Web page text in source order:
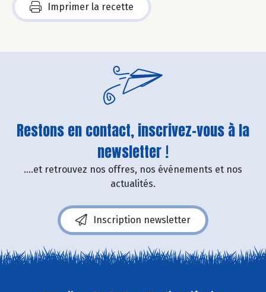
Imprimer la recette
Restons en contact, inscrivez-vous à la
newsletter !
....et retrouvez nos offres, nos événements et nos
actualités.
Inscription newsletter